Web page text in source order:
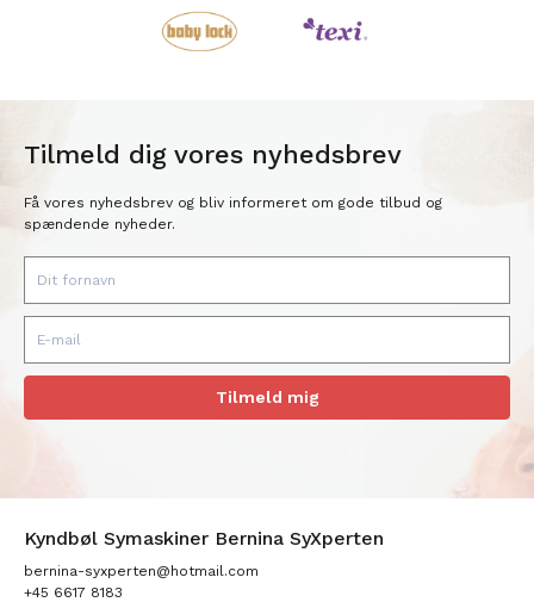
Tilmeld dig vores nyhedsbrev
Få vores nyhedsbrev og bliv informeret om gode tilbud og
spændende nyheder.
Tilmeld mig
Kyndbøl Symaskiner Bernina SyXperten
bernina-syxperten@hotmail.com
+45 6617 8183